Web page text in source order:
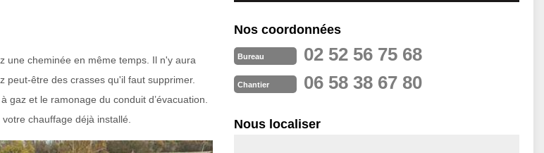
une cheminée en même temps. Il n'y aura
peut-être des crasses qu'il faut supprimer.
gaz et le ramonage du conduit d’évacuation.
chauffage déjà installé.
Nos coordonnées
Bureau 02 52 56 75 68
Chantier 06 58 38 67 80
Nous localiser